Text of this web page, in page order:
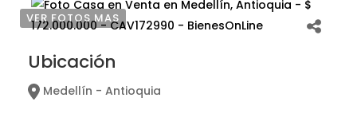
VER FOTOS MAS
Ubicación
Medellín - Antioquia